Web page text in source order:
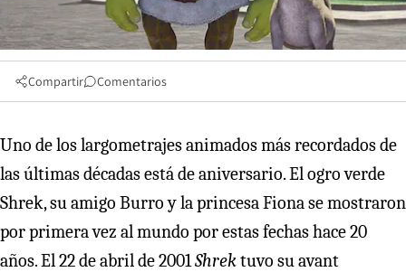
Compartir Comentarios
Uno de los largometrajes animados más recordados de
las últimas décadas está de aniversario. El ogro verde
Shrek, su amigo Burro y la princesa Fiona se mostraron
por primera vez al mundo por estas fechas hace 20
años. El 22 de abril de 2001Shrektuvo su avant